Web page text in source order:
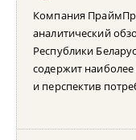
Компания
аналитический
Республики
содержит
и перспектив